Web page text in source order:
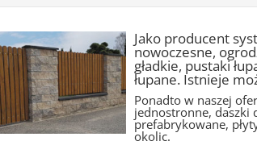
Jako producent
nowoczesne,
gładkie, pustaki
łupane. Istnieje
Ponadto w naszej
jednostronne, daszki
prefabrykowane,
okolic.